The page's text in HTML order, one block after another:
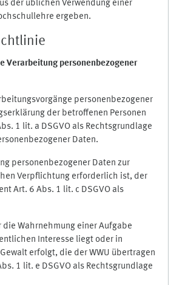
der üblichen Verwendung einer
ergeben.
Verarbeitung personenbezogener
personenbezogener
der betroffenen Personen
1 lit. a DSGVO als Rechtsgrundlage
Daten.
personenbezogener Daten zur
Verpflichtung erforderlich ist, der
Art. 6 Abs. 1 lit. c DSGVO als
Wahrnehmung einer Aufgabe
Interesse liegt oder in
erfolgt, die der WWU übertragen
1 lit. e DSGVO als Rechtsgrundlage